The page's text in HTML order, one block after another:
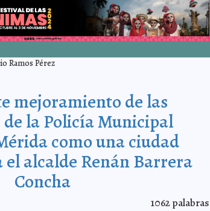
Ramos Pérez
mejoramiento de las
la Policía Municipal
como una ciudad
alcalde Renán Barrera
Concha
1062palabras